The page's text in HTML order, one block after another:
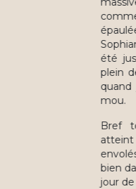
été
plein
quand
mou.
Bref
bien
jour